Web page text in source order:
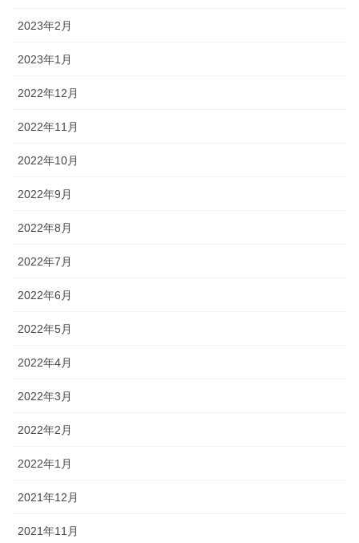
2023年2月
2023年1月
2022年12月
2022年11月
2022年10月
2022年9月
2022年8月
2022年7月
2022年6月
2022年5月
2022年4月
2022年3月
2022年2月
2022年1月
2021年12月
2021年11月